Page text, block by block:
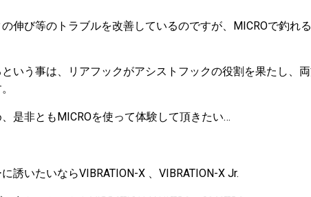
伸び等のトラブルを改善しているのですが、MICROで釣れ
いう事は、リアフックがアシストフックの役割を果たし、
是非ともMICROを使って体験して頂きたい…
誘いたいならVIBRATION-X 、VIBRATION-X Jr.